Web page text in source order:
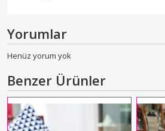
Yorumlar
Henüz yorum yok
Benzer Ürünler